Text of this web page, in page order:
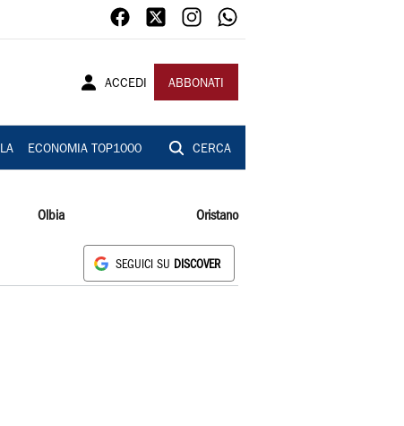
ACCEDI ABBONATI
ECONOMIA TOP1000 CERCA
Olbia Oristano
SEGUICI SU DISCOVER